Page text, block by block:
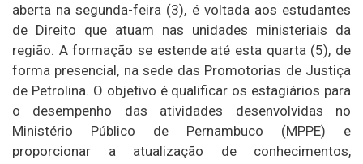
aberta na segunda-feira (3), é voltada aos estudantes
de Direito que atuam nas unidades ministeriais da
região. A formação se estende até esta quarta (5), de
forma presencial, na sede das Promotorias de Justiça
de Petrolina. O objetivo é qualificar os estagiários para
o desempenho das atividades desenvolvidas no
Ministério Público de Pernambuco (MPPE) e
proporcionar a atualização de conhecimentos,